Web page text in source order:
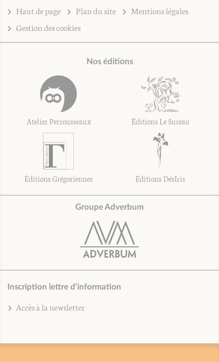
Haut de page Plan du site
Mentions légales
Gestion des cookies
Nos éditions
Atelier Perrousseaux Éditions Le Sureau
Éditions Grégoriennes Éditions DésIris
Groupe Adverbum
Inscription lettre d'information
Accès à la newsletter